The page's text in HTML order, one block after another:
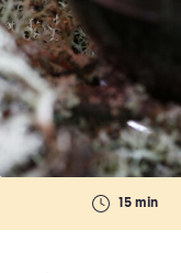
15 min